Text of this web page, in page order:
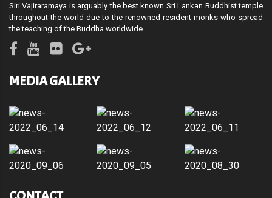
Siri Vajiraramaya is arguably the best known Sri Lankan Buddhist temple
throughout the world due to the renowned resident monks who spread
the teaching of the Buddha worldwide.
MEDIA GALLERY